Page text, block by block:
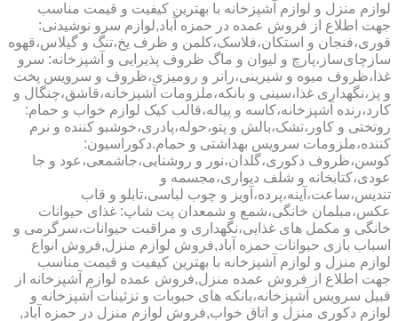
لوازم منزل و لوازم آشپزخانه با بهترین کیفیت و قیمت مناسب
جهت اطلاع از فروش عمده در حمزه آباد,لوازم سرو نوشیدنی:
قوری،فنجان و استکان،فلاسک،کلمن و ظرف یخ،تنگ و گیلاس،قهوه
سازچای‌ساز،پارچ و لیوان و ماگ ظروف پذیرایی و آشپزخانه: سرو
غذا،ظروف میوه و شیرینی،رانر و رومیزی،ظروف و سرویس پخت
و پز،نگهداری غذا،سینی و بانکه،ملزومات آشپزخانه،قاشق،چنگال و
کارد،رنده آشپزخانه،کاسه و پیاله،قالب کیک لوازم خواب و حمام:
روتختی و کاور،تشک،بالش و پتو،حوله،پادری،خوشبو کننده و نرم
کننده،ملزومات سرویس بهداشتی و حمام.دکوراسیون:
کوسن،ظروف دکوری،گلدان،نور و روشنایی،جاشمعی،عود و جا
عودی،کتابخانه و شلف دیواری،مجسمه و
تندیس،ساعت،آینه،پرده،آویز و چوب لباسی،تابلو و قاب
عکس،مبلمان خانگی،شمع و شمعدان پت شاپ: غذای حیوانات
خانگی و مکمل های غذایی،نگهداری و مراقبت حیوانات،سرگرمی و
اسباب بازی حیوانات حمزه آباد,فروش لوازم منزل,فروش انواع
لوازم منزل و لوازم آشپزخانه با بهترین کیفیت و قیمت مناسب
جهت اطلاع از فروش عمده منزل,فروش عمده لوازم آشپزخانه از
قبیل سرویس آشپزخانه،بانکه های حبوبات و تزئینات آشپزخانه و
لوازم دکوری منزل و اتاق خواب,فروش لوازم منزل در حمزه آباد,